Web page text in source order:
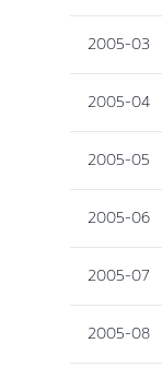
2005-03
2005-04
2005-05
2005-06
2005-07
2005-08